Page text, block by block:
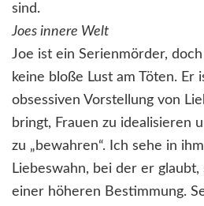
sind.
Joes innere Welt
Joe ist ein Serienmörder,
keine bloße Lust am Töten.
obsessiven Vorstellung von
bringt, Frauen zu idealisieren
zu „bewahren“. Ich sehe in
Liebeswahn, bei der er glaubt,
einer höheren Bestimmung.